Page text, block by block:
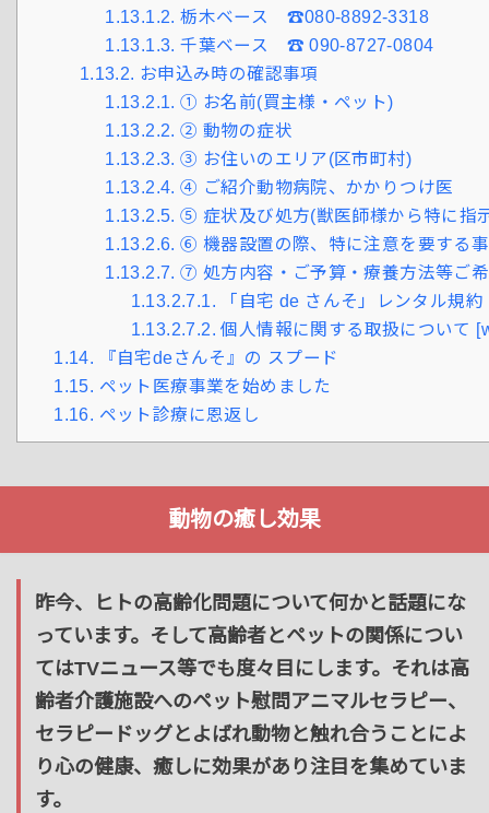
1.13.1.2. 栃木ベース ☎080-8892-3318
1.13.1.3. 千葉ベース ☎ 090-8727-0804
1.13.2. お申込み時の確認事項
1.13.2.1. ① お名前(買主様・ペット)
1.13.2.2. ② 動物の症状
1.13.2.3. ③ お住いのエリア(区市町村)
1.13.2.4. ④ ご紹介動物病院、かかりつけ医
1.13.2.5. ⑤ 症状及び処方(獣医師様から特に指
1.13.2.6. ⑥ 機器設置の際、特に注意を要する
1.13.2.7. ⑦ 処方内容・ご予算・療養方法等ご
1.13.2.7.1. 「自宅 de さんそ」レンタル規
1.13.2.7.2. 個人情報に関する取扱について
1.14. 『自宅deさんそ』の スプード
1.15. ペット医療事業を始めました
1.16. ペット診療に恩返し
動物の癒し効果
昨今、ヒトの高齢化問題について何かと話題にな
っています。そして高齢者とペットの関係につい
てはTVニュース等でも度々目にします。それは高
齢者介護施設へのペット慰問アニマルセラピー、
セラピードッグとよばれ動物と触れ合うことによ
り心の健康、癒しに効果があり注目を集めていま
す。